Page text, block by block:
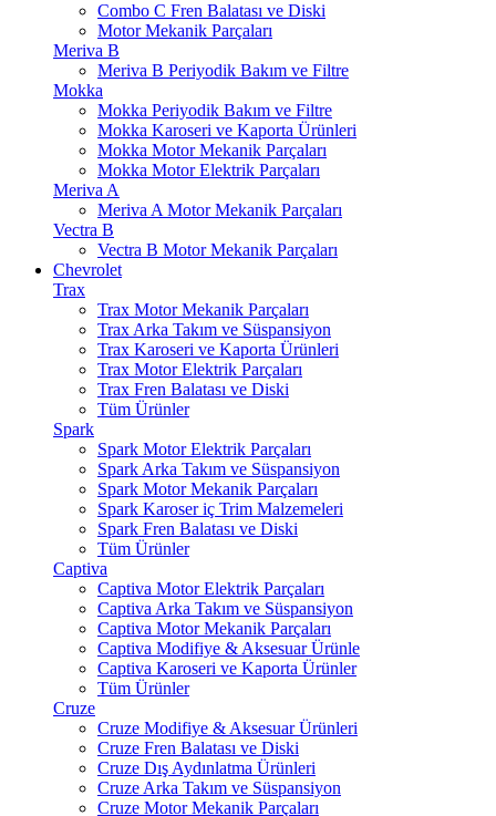
Combo C Fren Balatası ve Diski
Motor Mekanik Parçaları
Meriva B
Meriva B Periyodik Bakım ve Filtre
Mokka
Mokka Periyodik Bakım ve Filtre
Mokka Karoseri ve Kaporta Ürünleri
Mokka Motor Mekanik Parçaları
Mokka Motor Elektrik Parçaları
Meriva A
Meriva A Motor Mekanik Parçaları
Vectra B
Vectra B Motor Mekanik Parçaları
Chevrolet
Trax
Trax Motor Mekanik Parçaları
Trax Arka Takım ve Süspansiyon
Trax Karoseri ve Kaporta Ürünleri
Trax Motor Elektrik Parçaları
Trax Fren Balatası ve Diski
Tüm Ürünler
Spark
Spark Motor Elektrik Parçaları
Spark Arka Takım ve Süspansiyon
Spark Motor Mekanik Parçaları
Spark Karoser iç Trim Malzemeleri
Spark Fren Balatası ve Diski
Tüm Ürünler
Captiva
Captiva Motor Elektrik Parçaları
Captiva Arka Takım ve Süspansiyon
Captiva Motor Mekanik Parçaları
Captiva Modifiye & Aksesuar Ürünle
Captiva Karoseri ve Kaporta Ürünler
Tüm Ürünler
Cruze
Cruze Modifiye & Aksesuar Ürünleri
Cruze Fren Balatası ve Diski
Cruze Dış Aydınlatma Ürünleri
Cruze Arka Takım ve Süspansiyon
Cruze Motor Mekanik Parçaları